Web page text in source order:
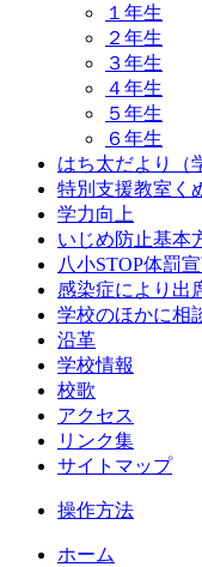
１年生
２年生
３年生
４年生
５年生
６年生
はち太だより（
特別支援教室く
学力向上
いじめ防止基本
八小STOP体罰
感染症により出
学校のほかに相
沿革
学校情報
校歌
アクセス
リンク集
サイトマップ
操作方法
ホーム